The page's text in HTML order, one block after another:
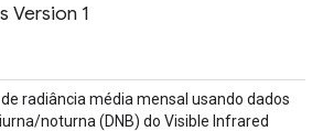
Version 1
radiância média mensal usando dados
noturna (DNB) do Visible Infrared